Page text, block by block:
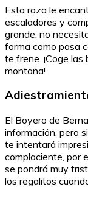
Esta raza le
escaladores y
grande, no
forma como pasa
te frene. ¡Coge
montaña!
El Boyero de
información, pero
te intentará
complaciente, por
se pondrá muy
los regalitos